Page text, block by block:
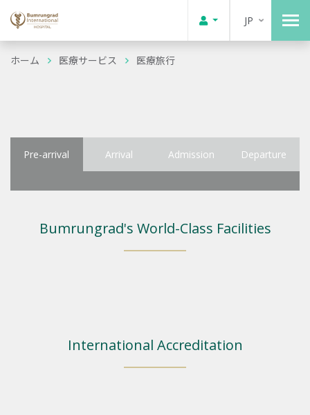
JP
ホーム 医療サービス 医療旅行
Pre-arrival Arrival Admission Departure
Bumrungrad's World-Class Facilities
International Accreditation